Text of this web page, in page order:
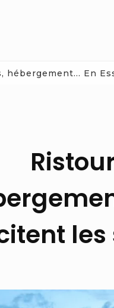
hébergement… En